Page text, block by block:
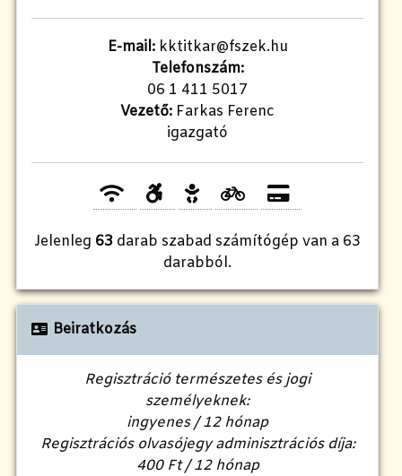
E-mail:kktitkar@fszek.hu
Telefonszám:
06 1 411 5017
Vezető: Farkas Ferenc
igazgató
Jelenleg 63 darab szabad számítógép van a 63
darabból.
Beiratkozás
Regisztráció természetes és jogi
személyeknek:
ingyenes / 12 hónap
Regisztrációs olvasójegy adminisztrációs díja:
400 Ft / 12 hónap